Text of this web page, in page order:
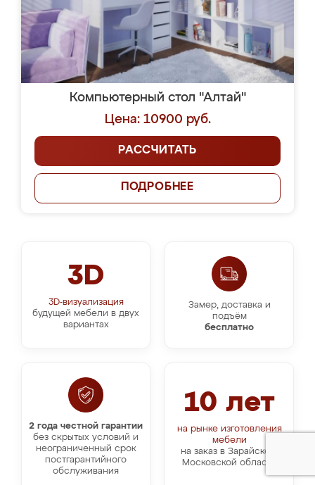
Компьютерный стол "Алтай"
Цена: 10900 руб.
РАССЧИТАТЬ
ПОДРОБНЕЕ
3D
3D-визуализация
будущей мебели в двух
вариантах
Замер, доставка и
подъём
бесплатно
10 лет
на рынке изготовления
мебели
на заказ в Зарайске и
Московской области
2 года честной гарантии
без скрытых условий и
неограниченный срок
постгарантийного
обслуживания